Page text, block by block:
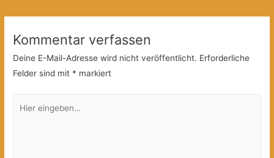
Kommentar verfassen
Deine E-Mail-Adresse wird nicht veröffentlicht. Erforderliche
Felder sind mit * markiert
eingeben…